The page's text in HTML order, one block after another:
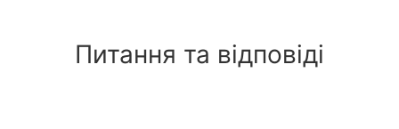
Питання та відповіді